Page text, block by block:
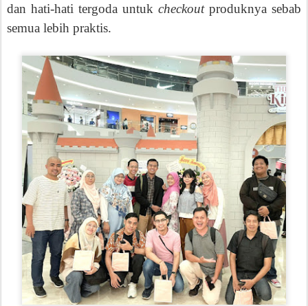
dan hati-hati tergoda untuk checkoutproduknya sebab
semua lebih praktis.